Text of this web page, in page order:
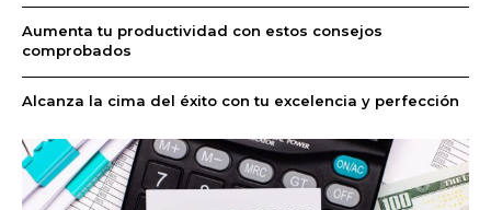
Aumenta tu productividad con estos consejos
comprobados
Alcanza la cima del éxito con tu excelencia y perfección